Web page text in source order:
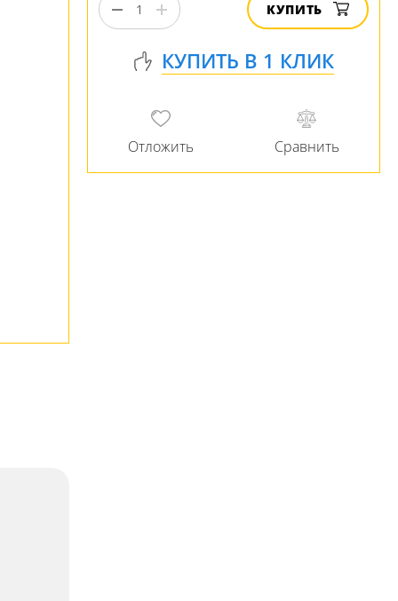
КУПИТЬ